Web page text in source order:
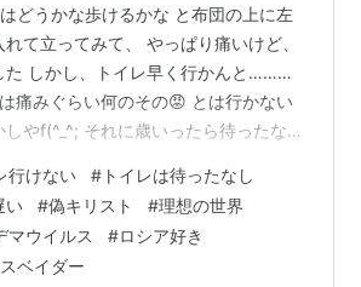
どうかな歩けるかな と布団の上に左
て立ってみて、 やっぱり痛いけど、
た しかし、トイレ早く行かんと………
痛みぐらい何のその😡 とは行かない
やf(^_^; それに歳いったら待ったなし
なことやりそうな歳に見えないのが救
度寝してしまったんで 起きたのが礼
まずはスマホつけてっと、 ウチは埼京
の立ち上がりが遅いんです しかもわ
行けない # トイレは待ったなし
い #偽キリスト #理想の世界
マウイルス #ロシア好き
ベイダー